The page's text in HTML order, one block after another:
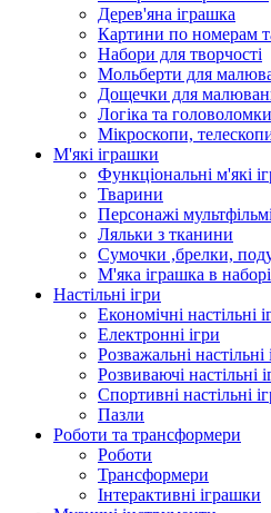
Дерев'яна іграшка
Картини по номерам
Набори для творчості
Мольберти для
Дощечки для
Логіка та головоломки
Мікроскопи,
М'які іграшки
Функціональні м'які
Тварини
Персонажі
Ляльки з тканини
Сумочки ,брелки,
М'яка іграшка в наборі
Настільні ігри
Економічні настільні
Електронні ігри
Розважальні настільні
Розвиваючі настільні
Спортивні настільні
Пазли
Роботи та трансформери
Роботи
Трансформери
Інтерактивні іграшки